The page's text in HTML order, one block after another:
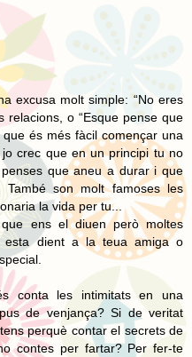
excusa molt simple: “No eres
relacions, o “Esque pense que
és més fàcil començar una
crec que en un principi tu no
que aneu a durar i que
També son molt famoses les
la vida per tu...
ens el diuen però moltes
esta dient a la teua amiga o
conta les intimitats en una
de venjança? Si de veritat
perquè contar el secrets de
contes per fartar? Per fer-te